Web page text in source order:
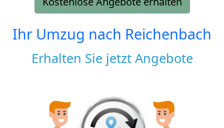
Ihr Umzug nach Reichenbach
Erhalten Sie jetzt Angebote